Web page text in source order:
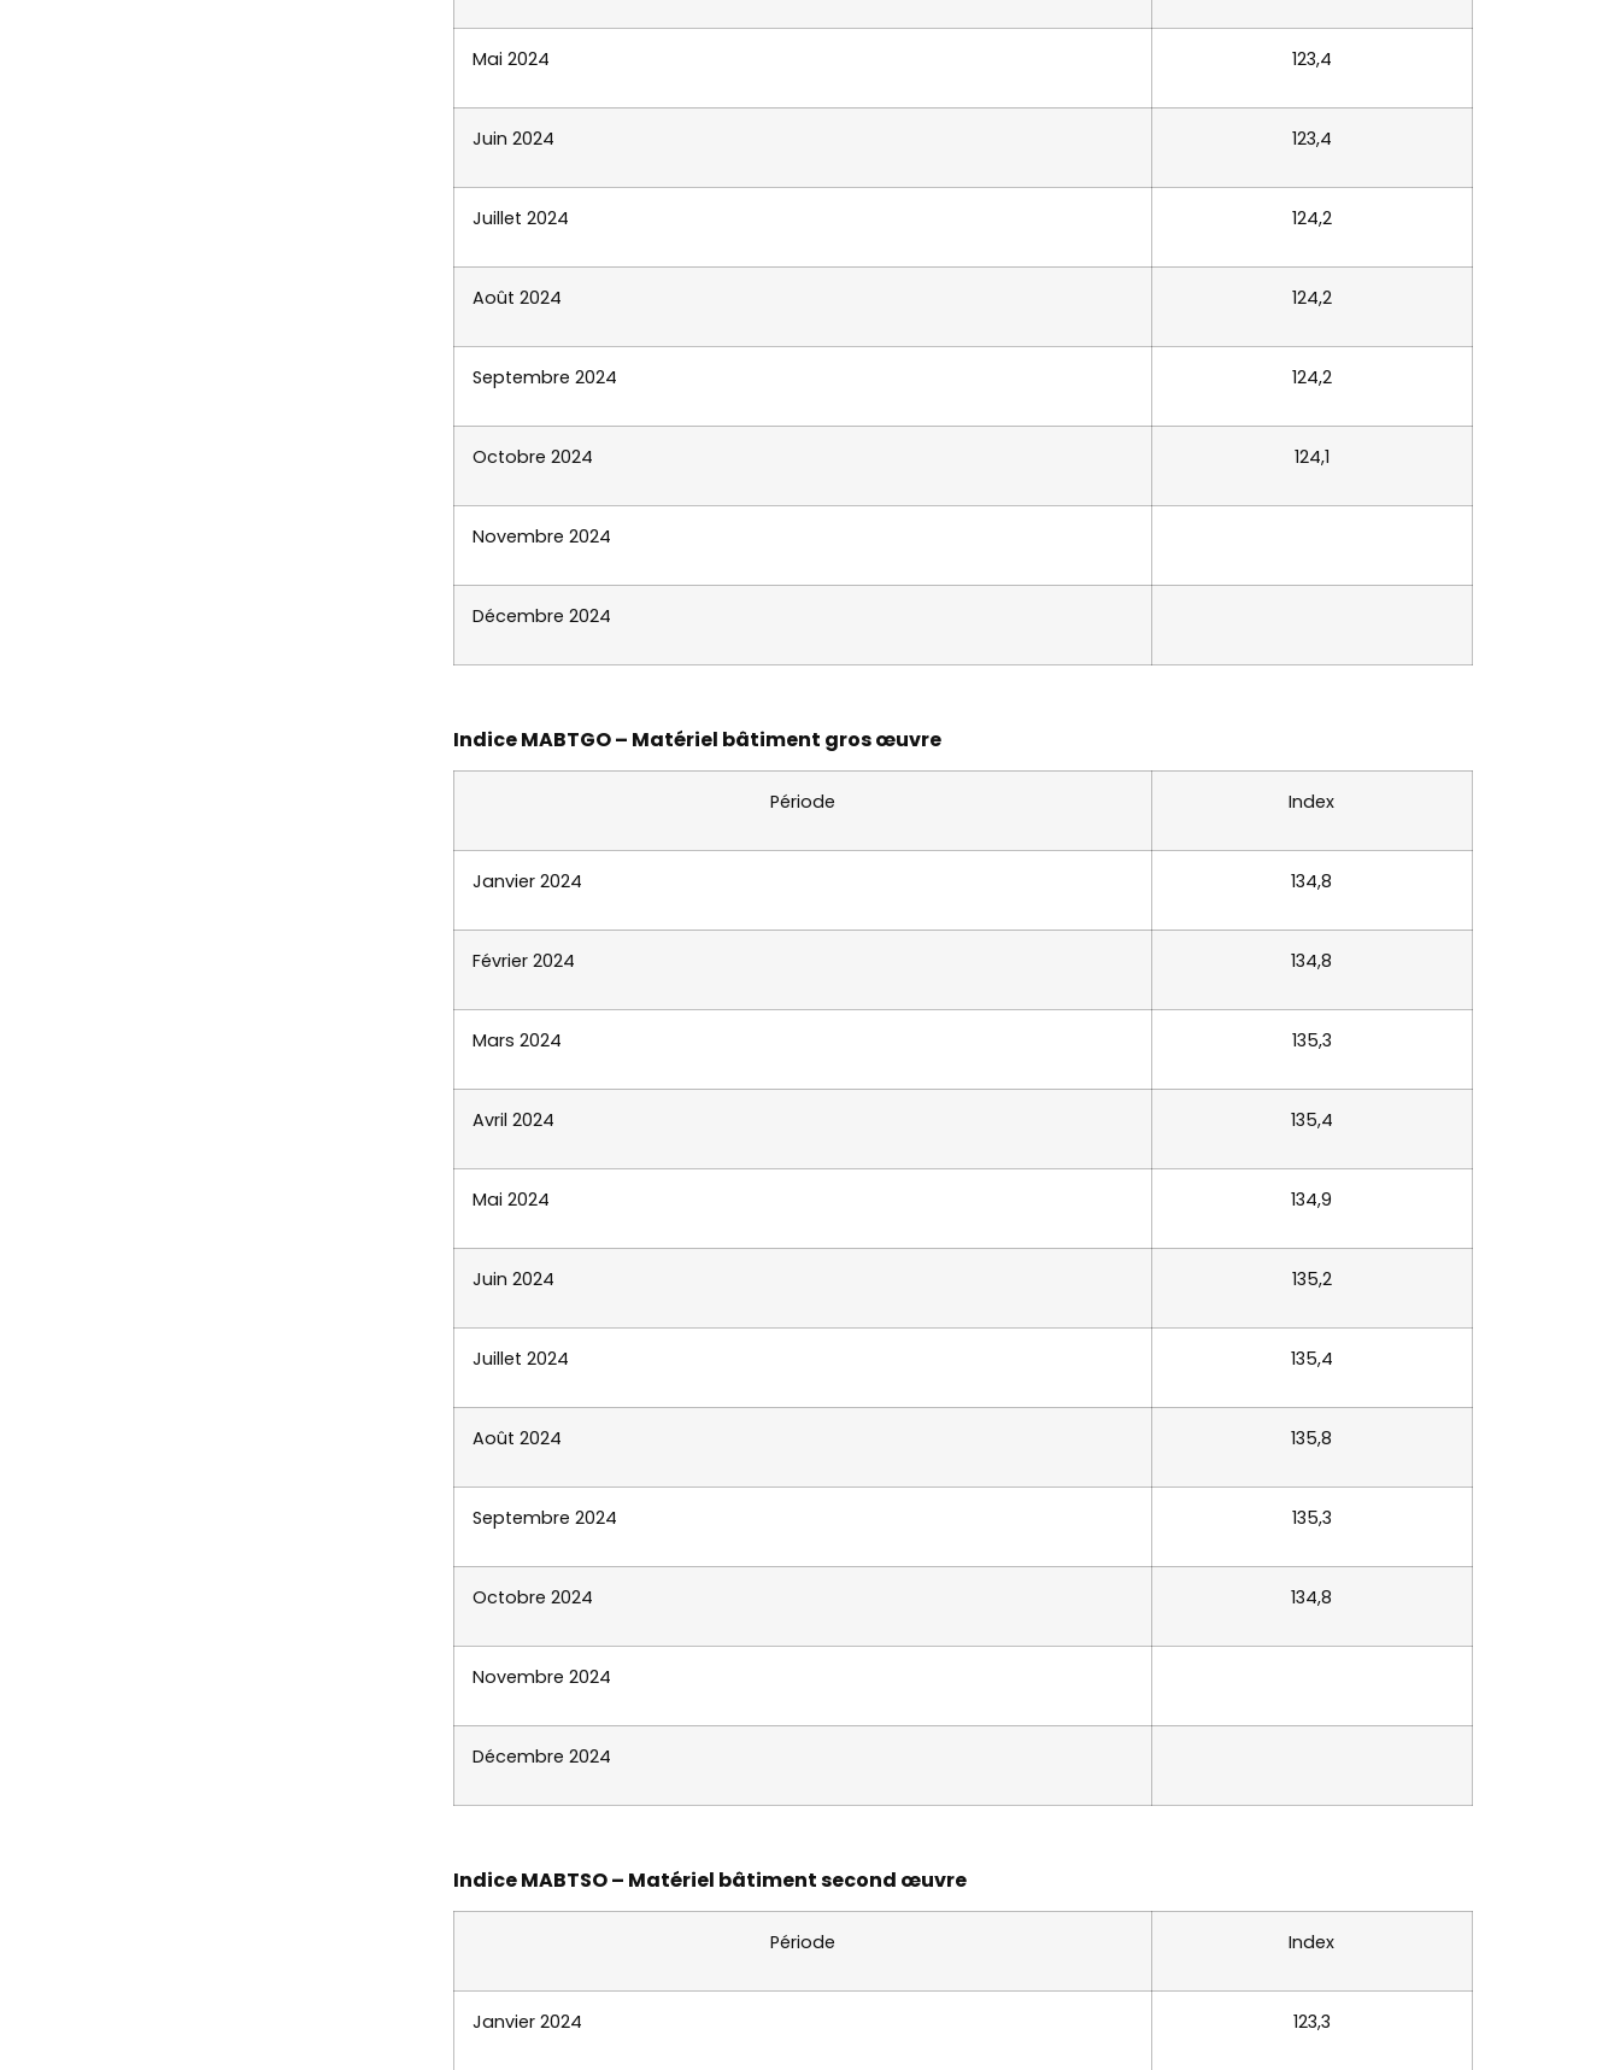
Mai 2024 123,4
Juin 2024 123,4
Juillet 2024 124,2
Août 2024 124,2
Septembre 2024 124,2
Octobre 2024 124,1
Novembre 2024
Décembre 2024
Indice MABTGO – Matériel bâtiment gros œuvre
Période Index
Janvier 2024 134,8
Février 2024 134,8
Mars 2024 135,3
Avril 2024 135,4
Mai 2024 134,9
Juin 2024 135,2
Juillet 2024 135,4
Août 2024 135,8
Septembre 2024 135,3
Octobre 2024 134,8
Novembre 2024
Décembre 2024
Indice MABTSO – Matériel bâtiment second œuvre
Période Index
Janvier 2024 123,3